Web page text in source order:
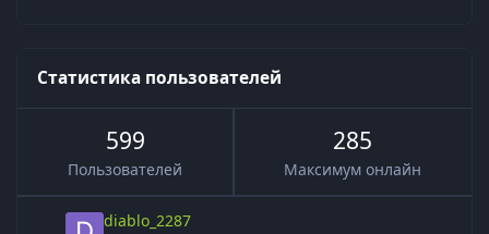
Статистика пользователей
599
Пользователей
285
Максимум онлайн
diablo_2287